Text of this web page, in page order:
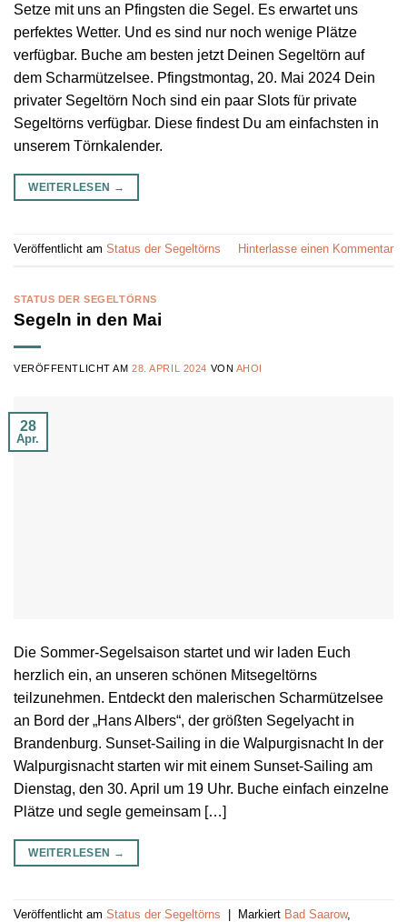
Setze mit uns an Pfingsten die Segel. Es erwartet uns
perfektes Wetter. Und es sind nur noch wenige Plätze
verfügbar. Buche am besten jetzt Deinen Segeltörn auf
dem Scharmützelsee. Pfingstmontag, 20. Mai 2024 Dein
privater Segeltörn Noch sind ein paar Slots für private
Segeltörns verfügbar. Diese findest Du am einfachsten in
unserem Törnkalender.
WEITERLESEN →
Veröffentlicht am Status der Segeltörns Hinterlasse einen Kommentar
STATUS DER SEGELTÖRNS
Segeln in den Mai
VERÖFFENTLICHT AM28. APRIL 2024 VON AHOI
28
Apr.
Die Sommer-Segelsaison startet und wir laden Euch
herzlich ein, an unseren schönen Mitsegeltörns
teilzunehmen. Entdeckt den malerischen Scharmützelsee
an Bord der „Hans Albers“, der größten Segelyacht in
Brandenburg. Sunset-Sailing in die Walpurgisnacht In der
Walpurgisnacht starten wir mit einem Sunset-Sailing am
Dienstag, den 30. April um 19 Uhr. Buche einfach einzelne
Plätze und segle gemeinsam […]
WEITERLESEN →
Veröffentlicht am Status der Segeltörns Markiert Bad Saarow,